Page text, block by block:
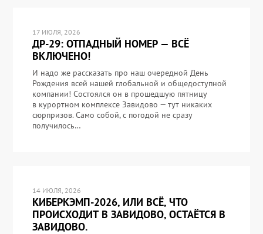
17 ИЮЛЯ, 2026
ДР-29: ОТПАДНЫЙ НОМЕР — ВСЁ
ВКЛЮЧЕНО!
И надо же рассказать про наш очередной День
Рождения всей нашей глобальной и общедоступной
компании! Состоялся он в прошедшую пятницу
в курортном комплексе Завидово — тут никаких
сюрпризов. Само собой, с погодой не сразу
получилось…
14 ИЮЛЯ, 2026
КИБЕРКЭМП-2026, ИЛИ ВСЁ, ЧТО
ПРОИСХОДИТ В ЗАВИДОВО, ОСТАЁТСЯ В
ЗАВИДОВО.